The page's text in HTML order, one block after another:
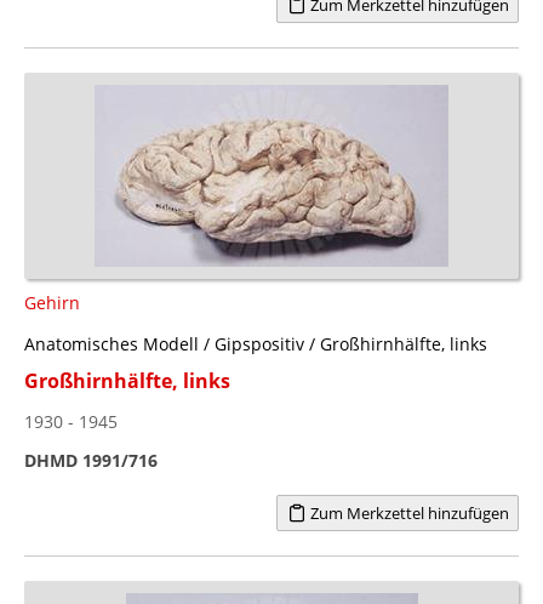
Zum Merkzettel hinzufügen
Gehirn
Anatomisches Modell / Gipspositiv / Großhirnhälfte, links
Großhirnhälfte, links
1930 - 1945
DHMD 1991/716
Zum Merkzettel hinzufügen